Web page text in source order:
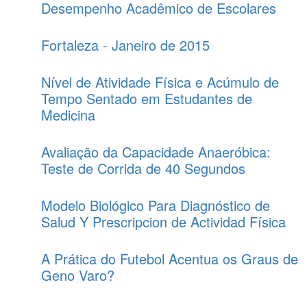
Desempenho Acadêmico de Escolares
Fortaleza - Janeiro de 2015
Nível de Atividade Física e Acúmulo de
Tempo Sentado em Estudantes de
Medicina
Avaliação da Capacidade Anaeróbica:
Teste de Corrida de 40 Segundos
Modelo Biológico Para Diagnóstico de
Salud Y Prescripcion de Actividad Física
A Prática do Futebol Acentua os Graus de
Geno Varo?